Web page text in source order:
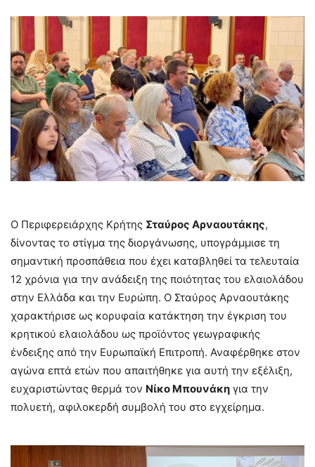
Ο Περιφερειάρχης Κρήτης Σταύρος Αρναουτάκης,
δίνοντας το στίγμα της διοργάνωσης, υπογράμμισε τη
σημαντική προσπάθεια που έχει καταβληθεί τα τελευταία
12 χρόνια για την ανάδειξη της ποιότητας του ελαιολάδου
στην Ελλάδα και την Ευρώπη. Ο Σταύρος Αρναουτάκης
χαρακτήρισε ως κορυφαία κατάκτηση την έγκριση του
κρητικού ελαιολάδου ως προϊόντος γεωγραφικής
ένδειξης από την Ευρωπαϊκή Επιτροπή. Αναφέρθηκε στον
αγώνα επτά ετών που απαιτήθηκε για αυτή την εξέλιξη,
ευχαριστώντας θερμά τον Νίκο Μπουνάκη για την
πολυετή, αφιλοκερδή συμβολή του στο εγχείρημα.